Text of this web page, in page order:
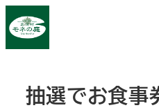
イ
ン
抽選でお食事